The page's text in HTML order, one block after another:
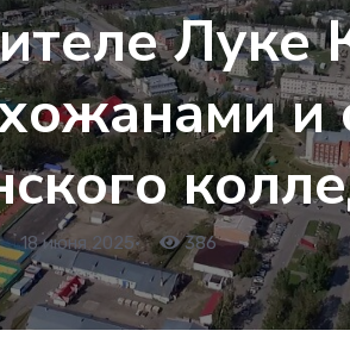
Луке
и
18 июня 2025• 386